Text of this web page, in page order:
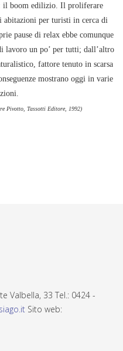
il boom edilizio. Il proliferare
abitazioni per turisti in cerca di
pause di relax ebbe comunque
lavoro un po’ per tutti; dall’altro
fattore tenuto in scarsa
mostrano oggi in varie
Pivotto, Tassotti Editore, 1992)
Valbella, 33 Tel.: 0424 -
Sito web: